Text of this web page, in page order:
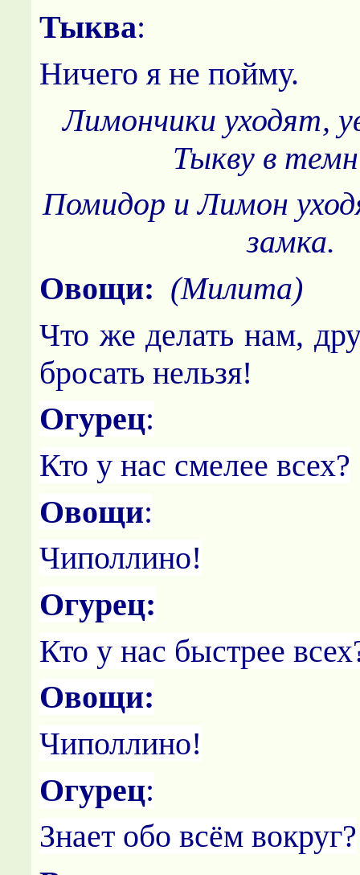
Тыква:
Ничего я не пойму.
Лимончики уходят,
Тыкву в
Помидор и Лимон
замка.
Овощи: (Милита)
Что же делать нам,
бросать нельзя!
Огурец:
Кто у нас смелее всех?
Овощи:
Чиполлино!
Огурец:
Кто у нас быстрее
Овощи:
Чиполлино!
Огурец:
Знает обо всём вокруг?